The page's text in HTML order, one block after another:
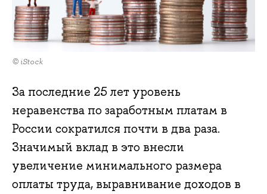
© iStock
За последние 25 лет уровень
неравенства по заработным платам в
России сократился почти в два раза.
Значимый вклад в это внесли
увеличение минимального размера
оплаты труда, выравнивание доходов в